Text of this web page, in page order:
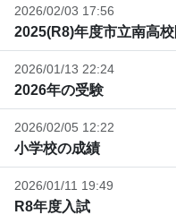
2026/02/03 17:56
2025(R8)年度市立南高
2026/01/13 22:24
2026年の受験
2026/02/05 12:22
小学校の成績
2026/01/11 19:49
R8年度入試